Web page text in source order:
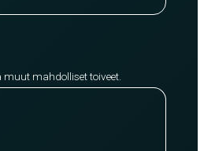
mahdolliset toiveet.